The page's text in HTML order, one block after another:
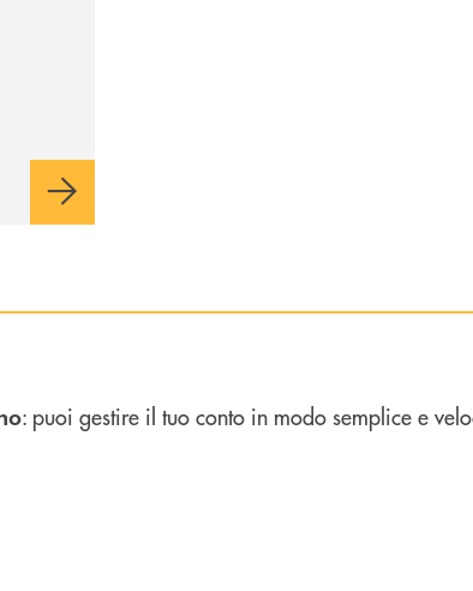
: puoi gestire il tuo conto in modo semplice e